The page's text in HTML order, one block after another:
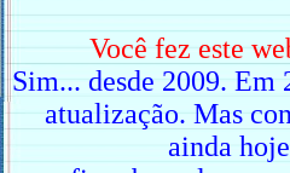
Você fez este
Sim... desde 2009. Em
atualização. Mas
ainda